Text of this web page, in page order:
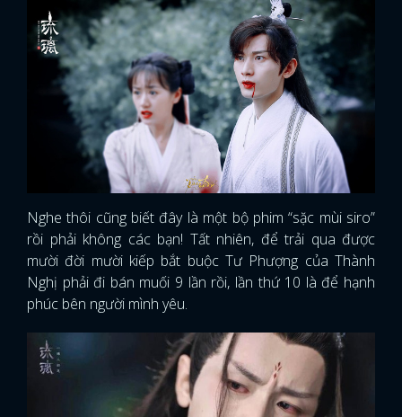
Nghe thôi cũng biết đây là một bộ phim “sặc mùi siro”
rồi phải không các bạn! Tất nhiên, để trải qua được
mười đời mười kiếp bắt buộc Tư Phượng của Thành
Nghị phải đi bán muối 9 lần rồi, lần thứ 10 là để hạnh
phúc bên người mình yêu.